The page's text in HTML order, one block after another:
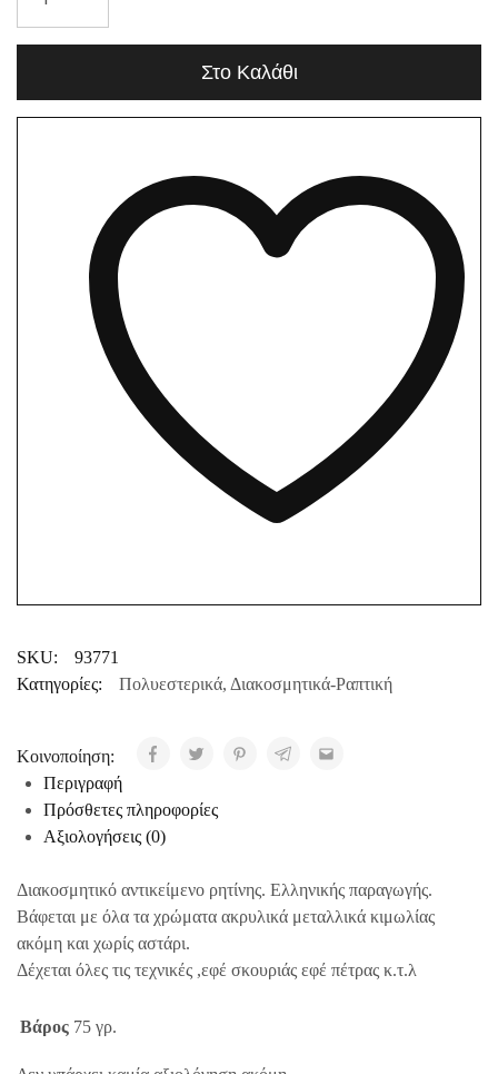
Στο Καλάθι
SKU:
93771
Κατηγορίες:
Πολυεστερικά, Διακοσμητικά-Ραπτική
Κοινοποίηση:
Περιγραφή
Πρόσθετες πληροφορίες
Αξιολογήσεις (0)
Διακοσμητικό αντικείμενο ρητίνης. Ελληνικής παραγωγής.
Βάφεται με όλα τα χρώματα ακρυλικά μεταλλικά κιμωλίας
ακόμη και χωρίς αστάρι.
Δέχεται όλες τις τεχνικές ,εφέ σκουριάς εφέ πέτρας κ.τ.λ
Βάρος 75 γρ.